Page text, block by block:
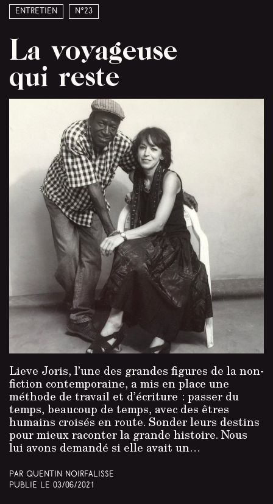
Entretien N°23
La voyageuse
qui reste
Lieve Joris, l’une des grandes figures de la non-
fiction contemporaine, a mis en place une
méthode de travail et d’écriture : passer du
temps, beaucoup de temps, avec des êtres
humains croisés en route. Sonder leurs destins
pour mieux raconter la grande histoire. Nous
lui avons demandé si elle avait un…
Par Quentin Noirfalisse
Publié le 03/06/2021